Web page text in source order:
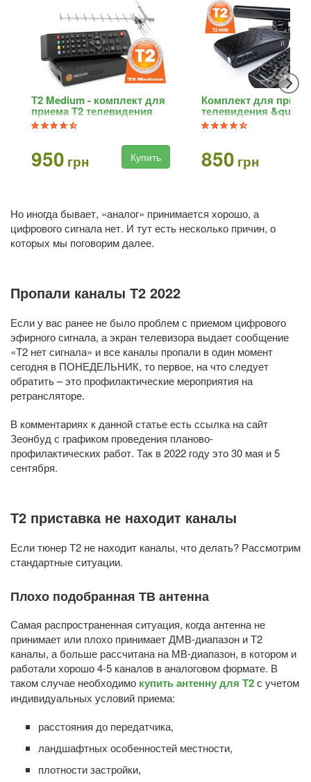
Т2 Medium - комплект для
приема Т2 телевидения
950 грн Купить
Комплект для
телевидения
Mini&quot;
850 грн
Но иногда бывает, «аналог» принимается хорошо, а
цифрового сигнала нет. И тут есть несколько причин, о
которых мы поговорим далее.
Пропали каналы Т2 2022
Если у вас ранее не было проблем с приемом цифрового
эфирного сигнала, а экран телевизора выдает сообщение
«Т2 нет сигнала» и все каналы пропали в один момент
сегодня в ПОНЕДЕЛЬНИК, то первое, на что следует
обратить – это профилактические мероприятия на
ретрансляторе.
В комментариях к данной статье есть ссылка на сайт
Зеонбуд с графиком проведения планово-
профилактических работ. Так в 2022 году это 30 мая и 5
сентября.
Т2 приставка не находит каналы
Если тюнер Т2 не находит каналы, что делать? Рассмотрим
стандартные ситуации.
Плохо подобранная ТВ антенна
Самая распространенная ситуация, когда антенна не
принимает или плохо принимает ДМВ-диапазон и Т2
каналы, а больше рассчитана на МВ-диапазон, в котором и
работали хорошо 4-5 каналов в аналоговом формате. В
таком случае необходимо купить антенну для Т2с учетом
индивидуальных условий приема:
расстояния до передатчика,
ландшафтных особенностей местности,
плотности застройки,